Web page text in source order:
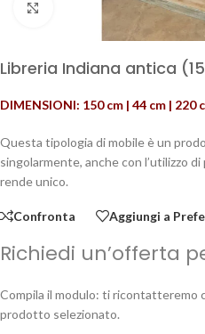
Libreria Indiana antica
DIMENSIONI: 150 cm | 44 cm | 220
Questa tipologia di mobile è un
singolarmente, anche con l’utilizzo
rende unico.
Confronta Aggiungi a
Richiedi un’offerta
Compila il modulo: ti ricontatteremo
prodotto selezionato.